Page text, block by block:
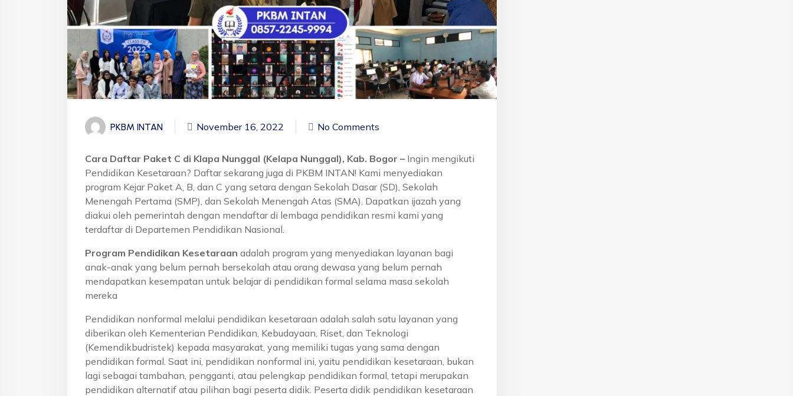
PKBM INTAN November 16, 2022 No Comments
Cara Daftar Paket C di Klapa Nunggal (Kelapa Nunggal), Kab. Bogor – Ingin mengikuti
Pendidikan Kesetaraan? Daftar sekarang juga di PKBM INTAN! Kami menyediakan
program Kejar Paket A, B, dan C yang setara dengan Sekolah Dasar (SD), Sekolah
Menengah Pertama (SMP), dan Sekolah Menengah Atas (SMA). Dapatkan ijazah yang
diakui oleh pemerintah dengan mendaftar di lembaga pendidikan resmi kami yang
terdaftar di Departemen Pendidikan Nasional.
Program Pendidikan Kesetaraan adalah program yang menyediakan layanan bagi
anak-anak yang belum pernah bersekolah atau orang dewasa yang belum pernah
mendapatkan kesempatan untuk belajar di pendidikan formal selama masa sekolah
mereka
Pendidikan nonformal melalui pendidikan kesetaraan adalah salah satu layanan yang
diberikan oleh Kementerian Pendidikan, Kebudayaan, Riset, dan Teknologi
(Kemendikbudristek) kepada masyarakat, yang memiliki tugas yang sama dengan
pendidikan formal. Saat ini, pendidikan nonformal ini, yaitu pendidikan kesetaraan, bukan
lagi sebagai tambahan, pengganti, atau pelengkap pendidikan formal, tetapi merupakan
pendidikan alternatif atau pilihan bagi peserta didik. Peserta didik pendidikan kesetaraan